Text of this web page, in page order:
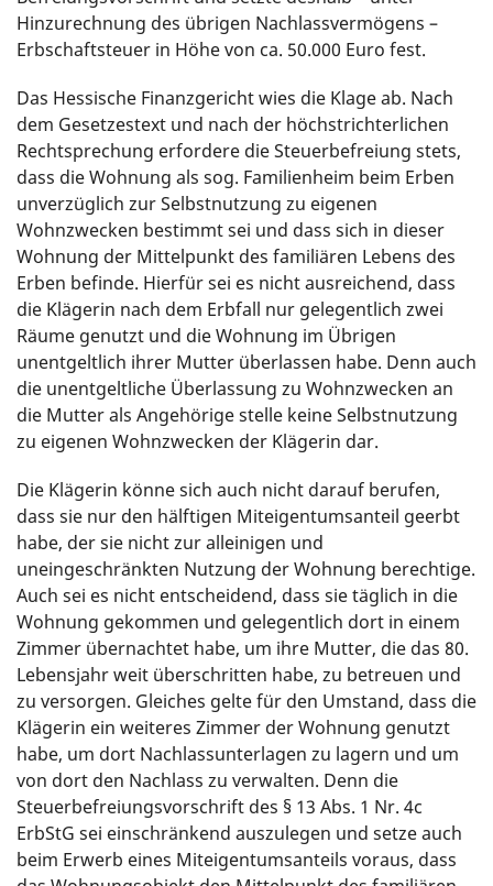
Hinzurechnung des übrigen Nachlassvermögens –
Erbschaftsteuer in Höhe von ca. 50.000 Euro fest.
Das Hessische Finanzgericht wies die Klage ab. Nach
dem Gesetzestext und nach der höchstrichterlichen
Rechtsprechung erfordere die Steuerbefreiung stets,
dass die Wohnung als sog. Familienheim beim Erben
unverzüglich zur Selbstnutzung zu eigenen
Wohnzwecken bestimmt sei und dass sich in dieser
Wohnung der Mittelpunkt des familiären Lebens des
Erben befinde. Hierfür sei es nicht ausreichend, dass
die Klägerin nach dem Erbfall nur gelegentlich zwei
Räume genutzt und die Wohnung im Übrigen
unentgeltlich ihrer Mutter überlassen habe. Denn auch
die unentgeltliche Überlassung zu Wohnzwecken an
die Mutter als Angehörige stelle keine Selbstnutzung
zu eigenen Wohnzwecken der Klägerin dar.
Die Klägerin könne sich auch nicht darauf berufen,
dass sie nur den hälftigen Miteigentumsanteil geerbt
habe, der sie nicht zur alleinigen und
uneingeschränkten Nutzung der Wohnung berechtige.
Auch sei es nicht entscheidend, dass sie täglich in die
Wohnung gekommen und gelegentlich dort in einem
Zimmer übernachtet habe, um ihre Mutter, die das 80.
Lebensjahr weit überschritten habe, zu betreuen und
zu versorgen. Gleiches gelte für den Umstand, dass die
Klägerin ein weiteres Zimmer der Wohnung genutzt
habe, um dort Nachlassunterlagen zu lagern und um
von dort den Nachlass zu verwalten. Denn die
Steuerbefreiungsvorschrift des § 13 Abs. 1 Nr. 4c
ErbStG sei einschränkend auszulegen und setze auch
beim Erwerb eines Miteigentumsanteils voraus, dass